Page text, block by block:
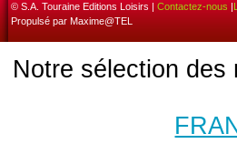
© S.A. Touraine Editions Loisirs | Contactez-nous |
Propulsé par Maxime@TEL
Notre sélection